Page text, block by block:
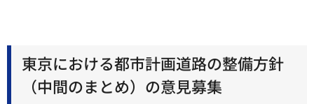
東京における都市計画道路の整備方針
（中間のまとめ）の意見募集